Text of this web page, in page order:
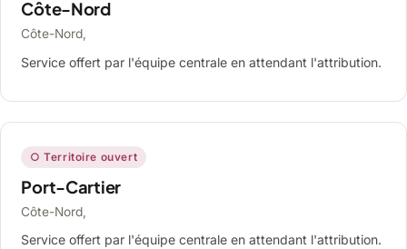
Côte-Nord
Côte-Nord,
Service offert par l'équipe centrale en attendant l'attribution.
○ Territoire ouvert
Port-Cartier
Côte-Nord,
Service offert par l'équipe centrale en attendant l'attribution.